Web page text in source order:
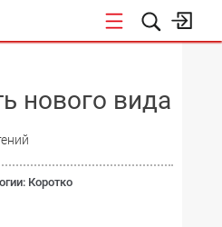
нового вида
Коротко